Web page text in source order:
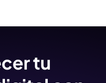
tu